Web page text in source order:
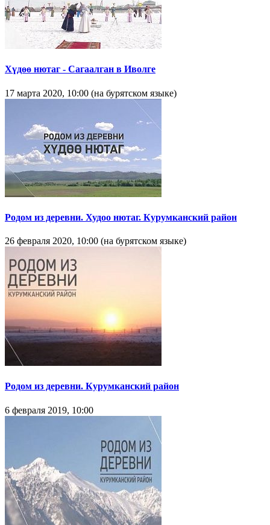
Хүдөө нютаг - Сагаалган в Иволге
17 марта 2020, 10:00 (на бурятском языке)
Родом из деревни. Худоо нютаг. Курумканский район
26 февраля 2020, 10:00 (на бурятском языке)
Родом из деревни. Курумканский район
6 февраля 2019, 10:00